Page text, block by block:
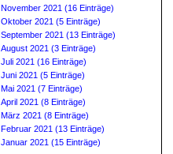
November 2021 (16 Einträge)
Oktober 2021 (5 Einträge)
September 2021 (13 Einträge)
August 2021 (3 Einträge)
Juli 2021 (16 Einträge)
Juni 2021 (5 Einträge)
Mai 2021 (7 Einträge)
April 2021 (8 Einträge)
März 2021 (8 Einträge)
Februar 2021 (13 Einträge)
Januar 2021 (15 Einträge)